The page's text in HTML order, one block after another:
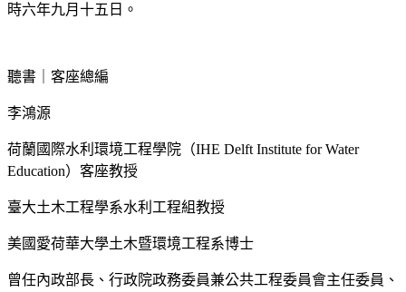
時六年九月十五日。
聽書｜客座總編
李鴻源
荷蘭國際水利環境工程學院（IHE Delft Institute for Water
Education）客座教授
臺大土木工程學系水利工程組教授
美國愛荷華大學土木暨環境工程系博士
曾任內政部長、行政院政務委員兼公共工程委員會主任委員、